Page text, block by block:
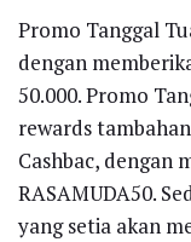
Promo Tanggal
dengan
50.000. Promo
rewards
Cashbac, dengan
RASAMUDA50.
yang setia akan